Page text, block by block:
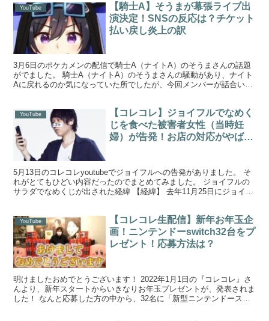
YouTube
【騎士A】そうまが幕張ライブ出
演決定！SNSの反応は？チケット
払い戻し炎上の訳
3月6日のポケカメンの配信で騎士A（ナイトA）のそうまさんの話題
がでました。 騎士A（ナイトA）のそうまさんの騒動があり、ナイト
Aに戻れるのか気になっていた所でしたが、今回メンバーが話合いを
YouTube
【コレコレ】ジョイフルでなめく
じを食べた被害者女性（当時妊
婦）が告発！お店の対応がやば
5月13日のコレコレyoutubeでジョイフルへの告発がありました。 そ
れがとてもひどい内容だったのでまとめてみました。 ジョイフルの
サラダでなめくじが出された経緯 【経緯】 去年11月25日にジョイフ
YouTube
【コレコレ生配信】新年お年玉企
画！ニンテンドーswitch32台をプ
レゼント！応募方法は？
明けましたおめでとうございます！ 2022年1月1日の『コレコレ』さ
んより、新年スタートからいきなりお年玉プレゼントが、発表されま
した！ なんと応募した方の中から、32名に「新型ニンテンドースイ